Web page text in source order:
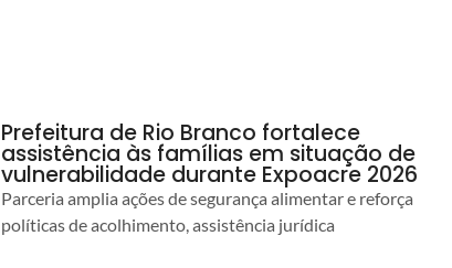
Prefeitura de Rio Branco fortalece
assistência às famílias em situação de
vulnerabilidade durante Expoacre 2026
Parceria amplia ações de segurança alimentar e reforça
políticas de acolhimento, assistência jurídica